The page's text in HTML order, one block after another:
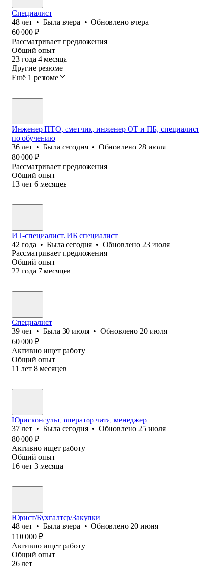
Специалист
48 лет • Была вчера • Обновлено вчера
60 000 ₽
Рассматривает предложения
Общий опыт
23 года 4 месяца
Другие резюме
Ещё 1 резюме
Инженер ПТО, сметчик, инженер ОТ и ПБ, специалист
по обучению
36 лет • Была сегодня • Обновлено 28 июля
80 000 ₽
Рассматривает предложения
Общий опыт
13 лет 6 месяцев
ИТ-специалист. ИБ специалист
42 года • Была сегодня • Обновлено 23 июля
Рассматривает предложения
Общий опыт
22 года 7 месяцев
Специалист
39 лет • Была 30 июля • Обновлено 20 июля
60 000 ₽
Активно ищет работу
Общий опыт
11 лет 8 месяцев
Юрисконсульт, оператор чата, менеджер
37 лет • Была сегодня • Обновлено 25 июля
80 000 ₽
Активно ищет работу
Общий опыт
16 лет 3 месяца
Юрист/Бухгалтер/Закупки
48 лет • Была вчера • Обновлено 20 июня
110 000 ₽
Активно ищет работу
Общий опыт
26 лет